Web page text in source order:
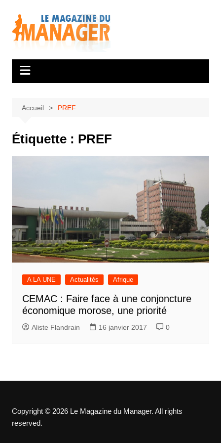
contenu
Accueil PREF
Étiquette : PREF
A LA UNE Actualités Afrique
CEMAC : Faire face à une conjoncture
économique morose, une priorité
Aliste Flandrain 16 janvier 2017 0
Copyright © 2026 Le Magazine du Manager. All rights
reserved.